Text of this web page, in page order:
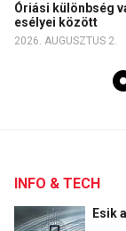
Óriási különbség
esélyei között
2026. AUGUSZTUS 2.
INFO & TECH
Esik